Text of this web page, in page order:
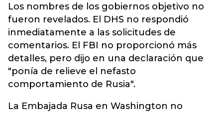
Los nombres de los gobiernos objetivo no
fueron revelados. El DHS no respondió
inmediatamente a las solicitudes de
comentarios. El FBI no proporcionó más
detalles, pero dijo en una declaración que
"ponía de relieve el nefasto
comportamiento de Rusia".
La Embajada Rusa en Washington no